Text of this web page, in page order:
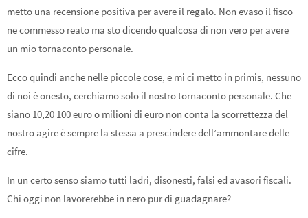
metto una recensione positiva per avere il regalo. Non evaso il fisco
ne commesso reato ma sto dicendo qualcosa di non vero per avere
un mio tornaconto personale.
Ecco quindi anche nelle piccole cose, e mi ci metto in primis, nessuno
di noi è onesto, cerchiamo solo il nostro tornaconto personale. Che
siano 10,20 100 euro o milioni di euro non conta la scorrettezza del
nostro agire è sempre la stessa a prescindere dell’ammontare delle
cifre.
In un certo senso siamo tutti ladri, disonesti, falsi ed avasori fiscali.
Chi oggi non lavorerebbe in nero pur di guadagnare?